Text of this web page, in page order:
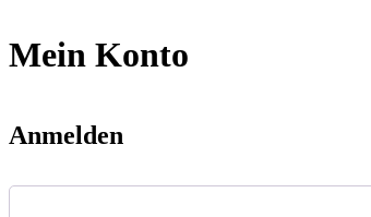
Mein Konto
Anmelden